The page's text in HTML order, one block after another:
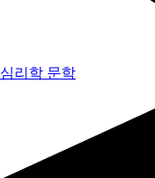
심리학 문학